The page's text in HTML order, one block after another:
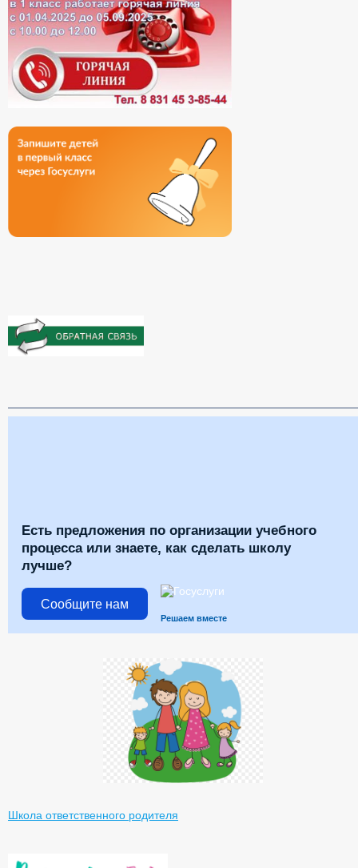
Есть предложения по организации учебного
процесса или знаете, как сделать школу
лучше?
Сообщите нам
Решаем вместе
Школа ответственного родителя